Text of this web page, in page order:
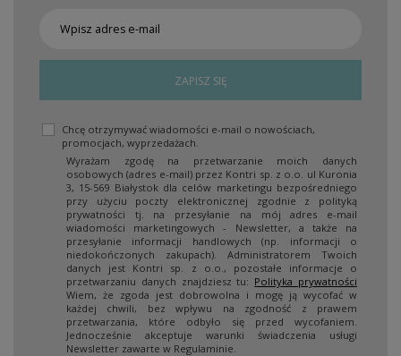
ZAPISZ SIĘ
Chcę otrzymywać wiadomości e-mail o nowościach,
promocjach, wyprzedażach.
Wyrażam zgodę na przetwarzanie moich danych
osobowych (adres e-mail) przez Kontri sp. z o.o. ul Kuronia
3, 15-569 Białystok dla celów marketingu bezpośredniego
przy użyciu poczty elektronicznej zgodnie z polityką
prywatności tj. na przesyłanie na mój adres e-mail
wiadomości marketingowych - Newsletter, a także na
przesyłanie informacji handlowych (np. informacji o
niedokończonych zakupach). Administratorem Twoich
danych jest Kontri sp. z o.o., pozostałe informacje o
przetwarzaniu danych znajdziesz tu: Polityka prywatności
Wiem, że zgoda jest dobrowolna i mogę ją wycofać w
każdej chwili, bez wpływu na zgodność z prawem
przetwarzania, które odbyło się przed wycofaniem.
Jednocześnie akceptuje warunki świadczenia usługi
Newsletter zawarte w Regulaminie.